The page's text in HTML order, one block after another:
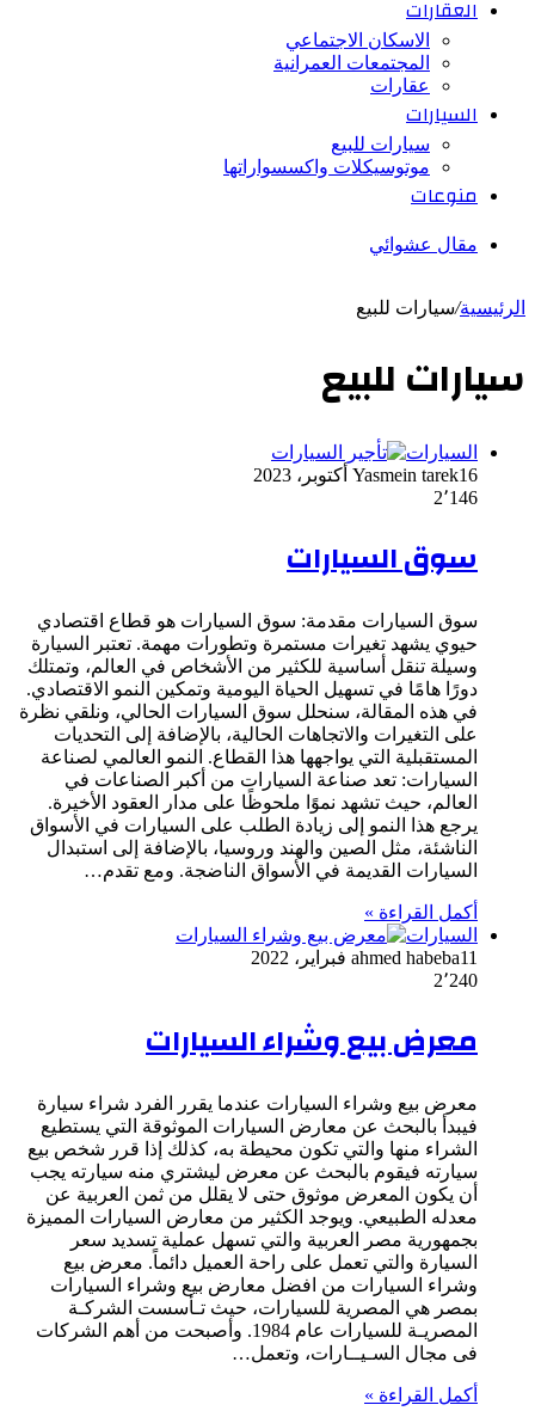
العقارات
الاسكان الاجتماعي
المجتمعات العمرانية
عقارات
السيارات
سيارات للبيع
موتوسيكلات واكسسواراتها
منوعات
مقال عشوائي
الرئيسية/سيارات للبيع
سيارات للبيع
السيارات
Yasmein tarek16 أكتوبر، 2023
2٬146
سوق السيارات
سوق السيارات مقدمة: سوق السيارات هو قطاع اقتصادي
حيوي يشهد تغيرات مستمرة وتطورات مهمة. تعتبر السيارة
وسيلة تنقل أساسية للكثير من الأشخاص في العالم، وتمتلك
دورًا هامًا في تسهيل الحياة اليومية وتمكين النمو الاقتصادي.
في هذه المقالة، سنحلل سوق السيارات الحالي، ونلقي نظرة
على التغيرات والاتجاهات الحالية، بالإضافة إلى التحديات
المستقبلية التي يواجهها هذا القطاع. النمو العالمي لصناعة
السيارات: تعد صناعة السيارات من أكبر الصناعات في
العالم، حيث تشهد نموًا ملحوظًا على مدار العقود الأخيرة.
يرجع هذا النمو إلى زيادة الطلب على السيارات في الأسواق
الناشئة، مثل الصين والهند وروسيا، بالإضافة إلى استبدال
السيارات القديمة في الأسواق الناضجة. ومع تقدم…
أكمل القراءة »
السيارات
ahmed habeba11 فبراير، 2022
2٬240
معرض بيع وشراء السيارات
معرض بيع وشراء السيارات عندما يقرر الفرد شراء سيارة
فيبدأ بالبحث عن معارض السيارات الموثوقة التي يستطيع
الشراء منها والتي تكون محيطة به، كذلك إذا قرر شخص بيع
سيارته فيقوم بالبحث عن معرض ليشتري منه سيارته يجب
أن يكون المعرض موثوق حتى لا يقلل من ثمن العربية عن
معدله الطبيعي. ويوجد الكثير من معارض السيارات المميزة
بجمهورية مصر العربية والتي تسهل عملية تسديد سعر
السيارة والتي تعمل على راحة العميل دائماً. معرض بيع
وشراء السيارات من افضل معارض بيع وشراء السيارات
بمصر هي المصرية للسيارات، حيث تـأسست الشركـة
المصريـة للسيارات عام 1984. وأصبحت من أهم الشركات
فى مجال السـيــارات، وتعمل…
أكمل القراءة »